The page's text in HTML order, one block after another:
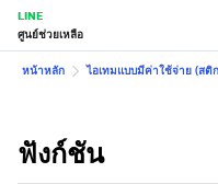
LINE
ศูนย์ช่วยเหลือ
หน้าหลัก ไอเทมแบบมีค่าใช้จ่าย (สติ
ฟังก์ชัน